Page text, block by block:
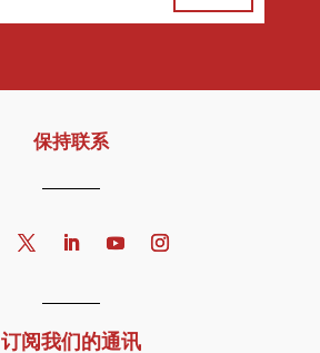
保持联系
订阅我们的通讯